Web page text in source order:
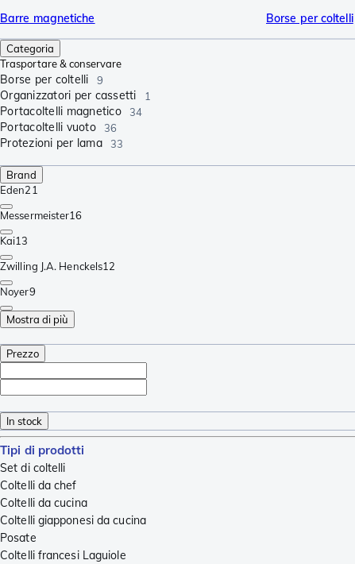
Barre magnetiche
Borse per coltelli
Categoria
Trasportare & conservare
Borse per coltelli 9
Organizzatori per cassetti 1
Portacoltelli magnetico 34
Portacoltelli vuoto 36
Protezioni per lama 33
Brand
Eden21
Messermeister16
Kai13
Zwilling J.A. Henckels12
Noyer9
Mostra di più
Prezzo
In stock
Tipi di prodotti
Set di coltelli
Coltelli da chef
Coltelli da cucina
Coltelli giapponesi da cucina
Posate
Coltelli francesi Laguiole